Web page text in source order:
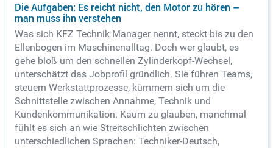
Die Aufgaben: Es reicht nicht, den Motor zu hören –
man muss ihn verstehen
Was sich KFZ Technik Manager nennt, steckt bis zu den
Ellenbogen im Maschinenalltag. Doch wer glaubt, es
gehe bloß um den schnellen Zylinderkopf-Wechsel,
unterschätzt das Jobprofil gründlich. Sie führen Teams,
steuern Werkstattprozesse, kümmern sich um die
Schnittstelle zwischen Annahme, Technik und
Kundenkommunikation. Kaum zu glauben, manchmal
fühlt es sich an wie Streitschlichten zwischen
unterschiedlichen Sprachen: Techniker-Deutsch,